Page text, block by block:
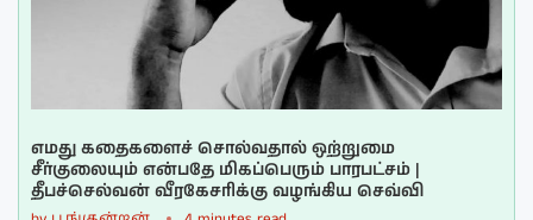
எமது கதைகளைச் சொல்வதால் ஒற்றுமை
சீர்குலையும் என்பதே மிகப்பெரும் பாரபட்சம் |
தீபச்செல்வன் வீரகேசரிக்கு வழங்கிய செவ்வி